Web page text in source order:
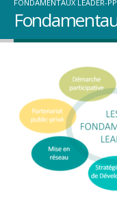
FONDAMENTAUX LEADER-PP